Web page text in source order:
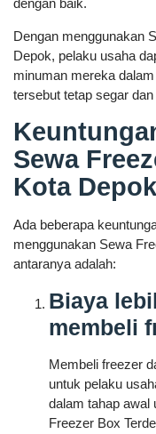
dengan baik.
Dengan menggunakan
Depok, pelaku usaha
minuman mereka
tersebut tetap segar
Sewa
Kota Depok
Ada beberapa
menggunakan Sewa
antaranya adalah:
Biaya
membeli
Membeli freezer
untuk pelaku
dalam tahap awal
Freezer Box